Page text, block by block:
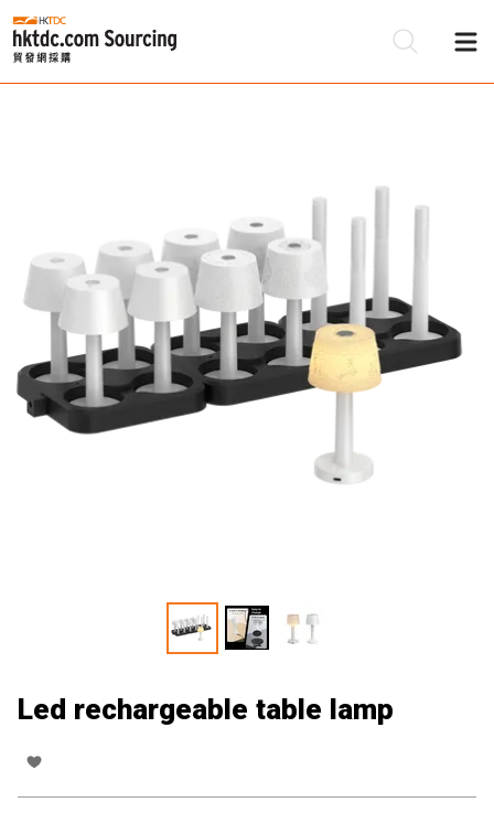
Led rechargeable table lamp